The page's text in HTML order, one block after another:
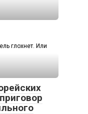
глохнет. Или